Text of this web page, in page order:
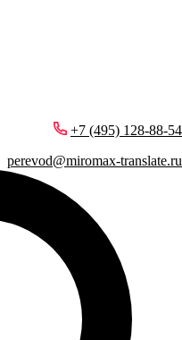
+7 (495) 128-88-54
perevod@miromax-translate.ru